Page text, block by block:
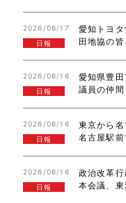
意見交換
2026/06/17
日報
愛知トヨ
田地協の
様でした。
2026/06/16
日報
愛知県豊
議員の仲
ションに
2026/06/16
日報
東京から
名古屋駅
りがとう
2026/06/16
日報
政治改革
本会議、